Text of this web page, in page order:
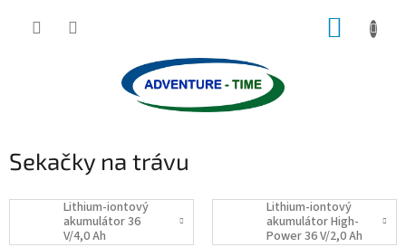
Sekačky na trávu
Lithium-iontový
akumulátor 36
V/4,0 Ah
Lithium-iontový
akumulátor High-
Power 36 V/2,0 Ah